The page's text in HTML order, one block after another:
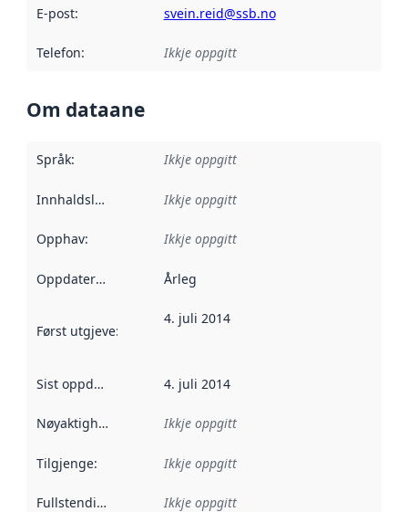
E-post: svein.reid@ssb.no
Telefon: Ikkje oppgitt
Om dataane
Språk: Ikkje oppgitt
Innhaldsleverandørar :
Ikkje oppgitt
Opphav: Ikkje oppgitt
Oppdateringsfrekvens :
Årleg
Først utgjeve: Denne datoen seier når dataa i dette
4. juli 2014
Sist oppdatert 4. juli 2014
Nøyaktigheit Ikkje oppgitt
Tilgjenge: Ikkje oppgitt
Fullstendigheit Ikkje oppgitt